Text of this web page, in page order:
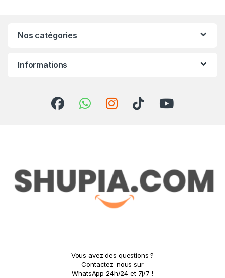
Nos catégories
Informations
Vous avez des questions ?
Contactez-nous sur
WhatsApp 24h/24 et 7j/7 !